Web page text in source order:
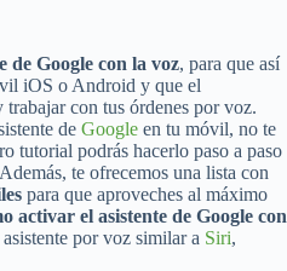
de Google con la voz, para que así
iOS o Android y que el
con tus órdenes por voz.
de Google en tu móvil, no te
tutorial podrás hacerlo paso a paso
te ofrecemos una lista con
para que aproveches al máximo
activar el asistente de Google con
por voz similar a Siri,